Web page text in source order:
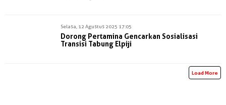
Selasa, 12 Agustus 2025 17:05
Dorong Pertamina Gencarkan Sosialisasi
Transisi Tabung Elpiji
Load More